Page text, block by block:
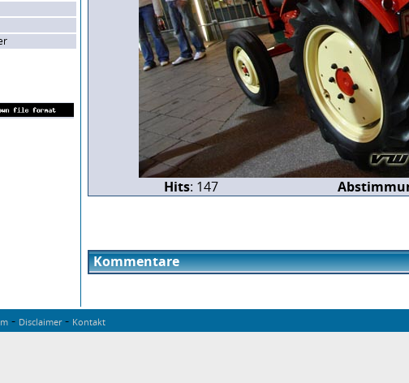
Hits: 147
Kommentare
- Disclaimer- Kontakt